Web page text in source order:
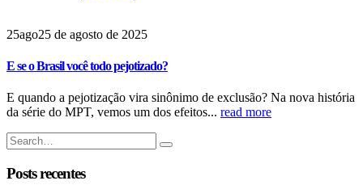
25ago25 de agosto de 2025
E se o Brasil você todo pejotizado?
E quando a pejotização vira sinônimo de exclusão? Na nova história
da série do MPT, vemos um dos efeitos... read more
Posts recentes